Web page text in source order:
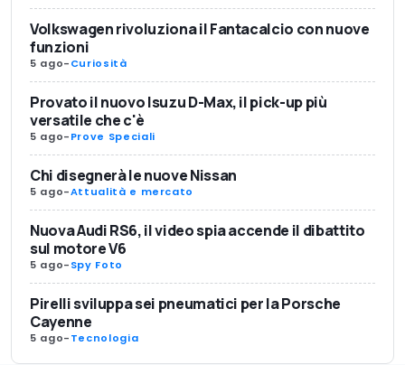
Volkswagen rivoluziona il Fantacalcio con nuove
funzioni
5 ago-Curiosità
Provato il nuovo Isuzu D-Max, il pick-up più
versatile che c'è
5 ago-Prove Speciali
Chi disegnerà le nuove Nissan
5 ago-Attualità e mercato
Nuova Audi RS6, il video spia accende il dibattito
sul motore V6
5 ago-Spy Foto
Pirelli sviluppa sei pneumatici per la Porsche
Cayenne
5 ago-Tecnologia